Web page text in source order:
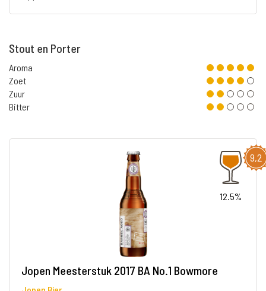
Stout en Porter
Aroma
Zoet
Zuur
Bitter
9,2
12.5%
Jopen Meesterstuk 2017 BA No.1 Bowmore